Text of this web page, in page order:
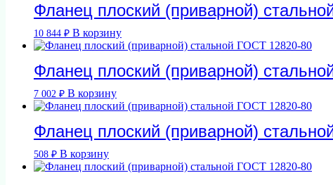
Фланец плоский (приварной)
10 844 ₽ В корзину
Фланец плоский (приварной)
7 002 ₽ В корзину
Фланец плоский (приварной)
508 ₽ В корзину